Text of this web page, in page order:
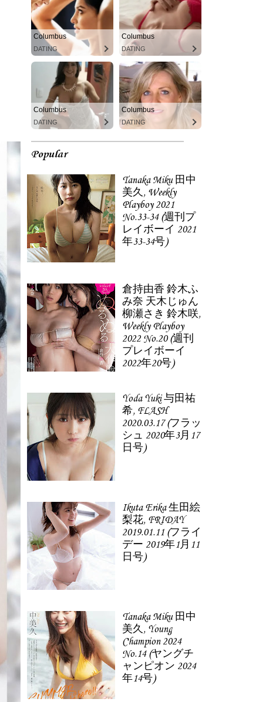
Columbus
DATING
Columbus
DATING
Columbus
DATING
Columbus
DATING
Popular
Tanaka Miku 田中
美久, Weekly
Playboy 2021
No.33-34 (週刊プ
レイボーイ 2021
年33-34号)
倉持由香 鈴木ふ
み奈 天木じゅん
柳瀬さき 鈴木咲,
Weekly Playboy
2022 No.20 (週刊
プレイボーイ
2022年20号)
Yoda Yuki 与田祐
希, FLASH
2020.03.17 (フラッ
シュ 2020年3月17
日号)
Ikuta Erika 生田絵
梨花, FRIDAY
2019.01.11 (フライ
デー 2019年1月11
日号)
Tanaka Miku 田中
美久, Young
Champion 2024
No.14 (ヤングチ
ャンピオン 2024
年14号)